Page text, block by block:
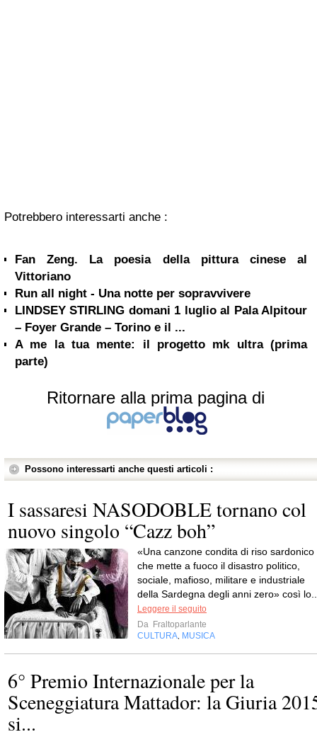
Potrebbero interessarti anche :
Fan Zeng. La poesia della pittura cinese al
Vittoriano
Run all night - Una notte per sopravvivere
LINDSEY STIRLING domani 1 luglio al Pala Alpitour
– Foyer Grande – Torino e il ...
A me la tua mente: il progetto mk ultra (prima
parte)
Ritornare alla prima pagina di
Possono interessarti anche questi articoli :
I sassaresi NASODOBLE tornano col
nuovo singolo “Cazz boh”
«Una canzone condita di riso sardonico
che mette a fuoco il disastro politico,
sociale, mafioso, militare e industriale
della Sardegna degli anni zero» così
Leggere il seguito
Da Fraltoparlante
CULTURA MUSICA
6° Premio Internazionale per la
Sceneggiatura Mattador: la Giuria
si...